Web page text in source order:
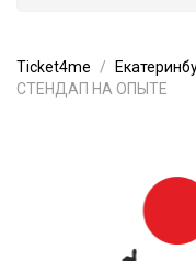
Ticket4me
СТЕНДАП НА ОПЫТЕ